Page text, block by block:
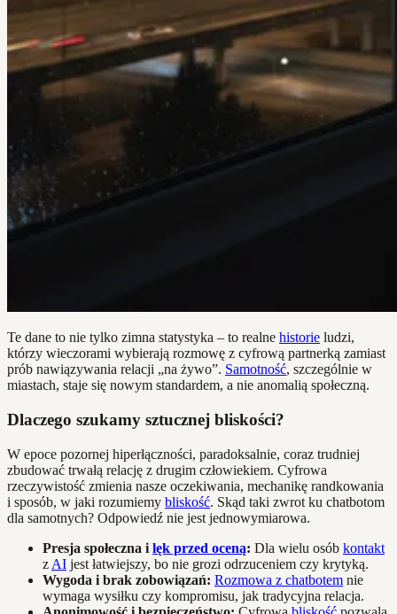
Te dane to nie tylko zimna statystyka – to realne historie ludzi,
którzy wieczorami wybierają rozmowę z cyfrową partnerką zamiast
prób nawiązywania relacji „na żywo”. Samotność, szczególnie w
miastach, staje się nowym standardem, a nie anomalią społeczną.
Dlaczego szukamy sztucznej bliskości?
W epoce pozornej hiperłączności, paradoksalnie, coraz trudniej
zbudować trwałą relację z drugim człowiekiem. Cyfrowa
rzeczywistość zmienia nasze oczekiwania, mechanikę randkowania
i sposób, w jaki rozumiemy bliskość. Skąd taki zwrot ku chatbotom
dla samotnych? Odpowiedź nie jest jednowymiarowa.
Presja społeczna i lęk przed oceną: Dla wielu osób kontakt
z AI jest łatwiejszy, bo nie grozi odrzuceniem czy krytyką.
Wygoda i brak zobowiązań: Rozmowa z chatbotem nie
wymaga wysiłku czy kompromisu, jak tradycyjna relacja.